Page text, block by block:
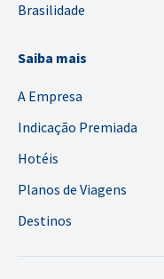
Brasilidade
Saiba mais
A Empresa
Indicação Premiada
Hotéis
Planos de Viagens
Destinos